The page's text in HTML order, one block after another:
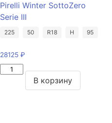
R
Pirelli Winter SottoZero
Serie III
225 50 R18 H 95
28125 ₽
Количество
В корзину